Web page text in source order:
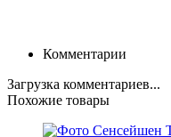
Комментарии
Загрузка комментариев...
Похожие товары